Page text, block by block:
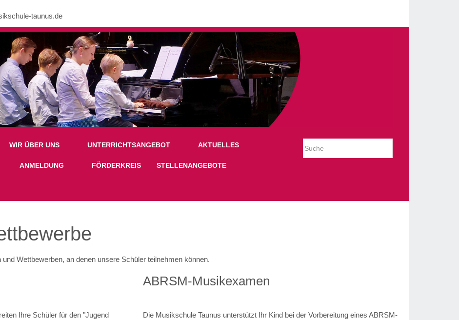
taunus.de
in /mnt/web605/e3/26/59781926/htdocs/Joomla2023/modules/mod_uk_slideshow/tmpl/default.php on line 54
WIR ÜBER UNS UNTERRICHTSANGEBOT AKTUELLES
ANMELDUNG FÖRDERKREIS STELLENANGEBOTE
Wettbewerben, an denen unsere Schüler teilnehmen können.
Ihre Schüler für den "Jugend
ABRSM-Musikexamen
Die Musikschule Taunus unterstützt Ihr Kind bei der Vorbereitung eines ABRSM-